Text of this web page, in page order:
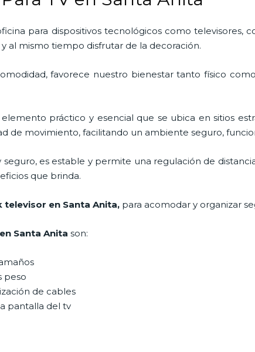
para dispositivos tecnológicos como televisores,
al mismo tiempo disfrutar de la decoración.
favorece nuestro bienestar tanto físico
elemento práctico y esencial que se ubica en sitios
de movimiento, facilitando un ambiente seguro,
seguro, es estable y permite una regulación de
que brinda.
televisor en Santa Anita, para acomodar y organizar
en Santa Anita son:
peso
de cables
pantalla del tv